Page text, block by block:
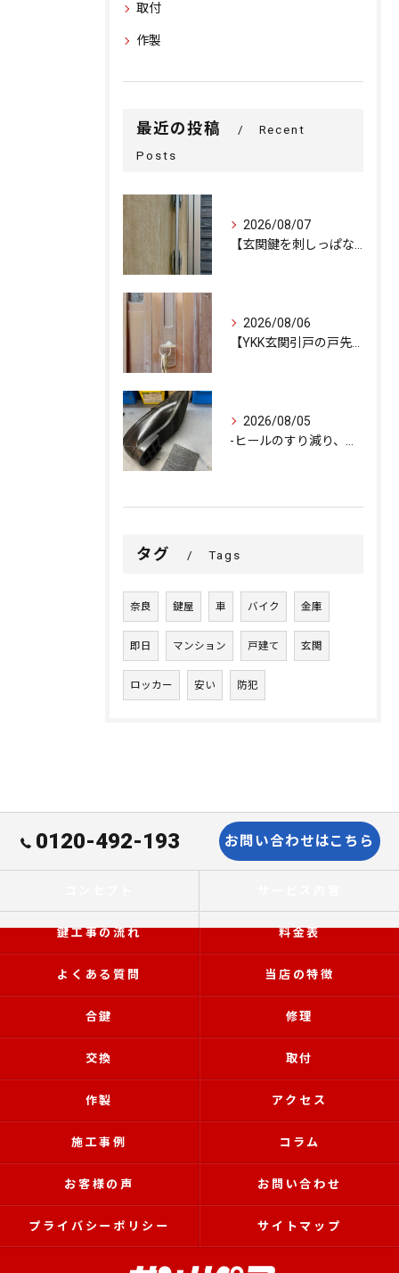
取付
作製
最近の投稿
Recent
Posts
2026/08/07
【玄関鍵を刺しっぱなしで外出…不安を解消するための即日交換対...
2026/08/06
【YKK玄関引戸の戸先錠が勝手にかかる…廃盤MIWA錠前を奇...
2026/08/05
-ヒールのすり減り、修理できます-
タグ Tags
奈良 鍵屋 車 バイク 金庫
即日 マンション 戸建て 玄関
ロッカー 安い 防犯
0120-492-193 お問い合わせはこちら
鍵工事の流れ 料金表
よくある質問 当店の特徴
合鍵 修理
交換 取付
作製 アクセス
施工事例 コラム
お客様の声 お問い合わせ
プライバシーポリシー サイトマップ